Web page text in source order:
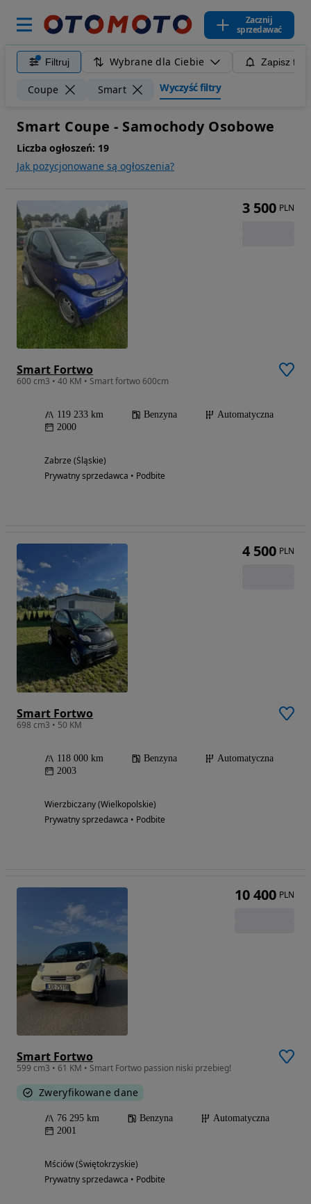
Zacznij
sprzedawać
Filtruj Wybrane dla Ciebie Zapisz
Coupe Smart Wyczyść filtry
Smart Coupe - Samochody Osobowe
Liczba ogłoszeń: 19
Jak pozycjonowane są ogłoszenia?
Smart Fortwo
600 cm3 • 40 KM • Smart fortwo 600cm
119 233 km Benzyna
Automatyczna
2000
Zabrze (Śląskie)
Prywatny sprzedawca • Podbite
3 500 PLN
Smart Fortwo
698 cm3 • 50 KM
118 000 km Benzyna
Automatyczna
2003
Wierzbiczany (Wielkopolskie)
Prywatny sprzedawca • Podbite
4 500 PLN
Smart Fortwo
599 cm3 • 61 KM • Smart Fortwo passion niski przebieg!
Zweryfikowane dane
76 295 km Benzyna
Automatyczna
2001
Mściów (Świętokrzyskie)
Prywatny sprzedawca • Podbite
10 400 PLN